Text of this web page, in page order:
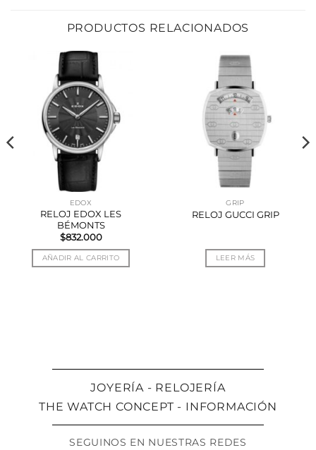
PRODUCTOS RELACIONADOS
EDOX
RELOJ EDOX LES
BÉMONTS
$832.000
AÑADIR AL CARRITO
GRIP
RELOJ GUCCI GRIP
LEER MÁS
JOYERÍA - RELOJERÍA
THE WATCH CONCEPT - INFORMACIÓN
SEGUINOS EN NUESTRAS REDES